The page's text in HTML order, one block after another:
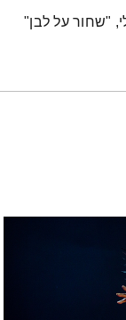
"שחור על לבן"